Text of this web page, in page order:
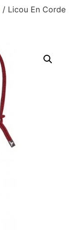
/ Licou En Corde